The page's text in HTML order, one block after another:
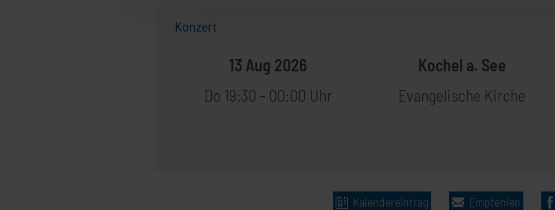
Konzert
13 Aug 2026
Do 19:30 - 00:00 Uhr
Kochel a. See
Evangelische Kirche
Kalendereintrag Empfehlen